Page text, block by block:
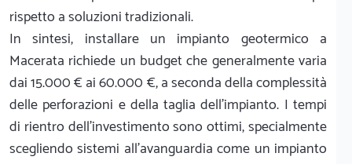
rispetto a soluzioni tradizionali.
In sintesi, installare un impianto geotermico a
Macerata richiede un budget che generalmente varia
dai 15.000 € ai 60.000 €, a seconda della complessità
delle perforazioni e della taglia dell'impianto. I tempi
di rientro dell'investimento sono ottimi, specialmente
scegliendo sistemi all'avanguardia come un impianto